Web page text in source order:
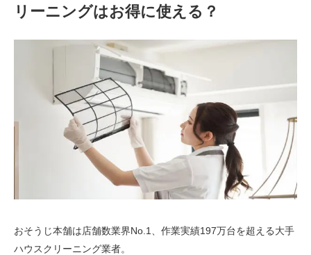
リーニングはお得に使える？
おそうじ本舗は店舗数業界No.1、作業実績197万台を超える大手
ハウスクリーニング業者。